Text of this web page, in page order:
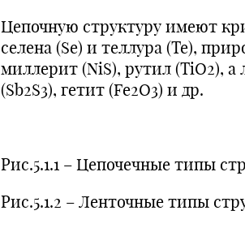
Цепочную структуру имеют
селена (Se) и теллура (Te),
миллерит (NiS), рутил (TiO2),
(Sb2S3), гетит (Fe2O3) и др.
Рис.5.1.1 – Цепочечные типы
Рис.5.1.2 – Ленточные типы